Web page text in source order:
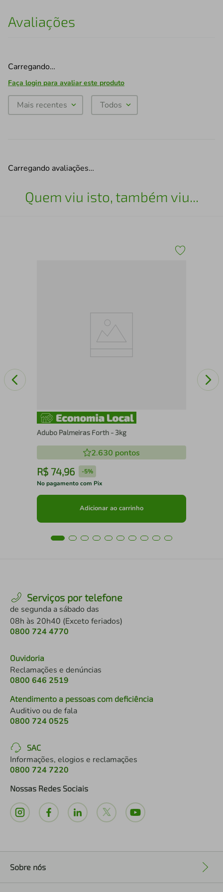
Avaliações
Carregando…
Faça login para avaliar este produto
Mais recentes Todos
Carregando avaliações…
Quem viu isto, também viu...
Adubo Palmeiras Forth - 3kg
2.630 pontos
R$ 74,96 -5%
No pagamento com Pix
Adicionar ao carrinho
Serviços por telefone
de segunda a sábado das
08h às 20h40 (Exceto feriados)
0800 724 4770
Ouvidoria
Reclamações e denúncias
0800 646 2519
Atendimento a pessoas com deficiência
Auditivo ou de fala
0800 724 0525
SAC
Informações, elogios e reclamações
0800 724 7220
Nossas Redes Sociais
Sobre nós